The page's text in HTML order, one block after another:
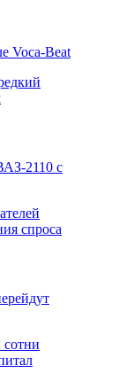
Voca-Beat
2110 с